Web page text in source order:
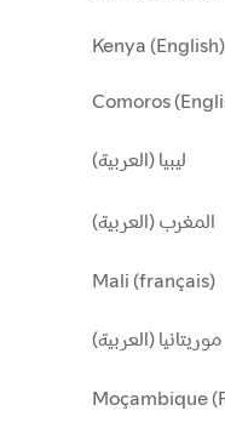
Kenya (English)
Comoros
ليبيا (العربية)
المغرب (العربية)
Mali (français)
موريتانيا (العربية)
Moçambique